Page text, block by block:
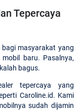
Tepercaya
masyarakat yang
baru. Pasalnya,
bagus.
tepercaya yang
Caroline.id. Kami
sudah dijamin